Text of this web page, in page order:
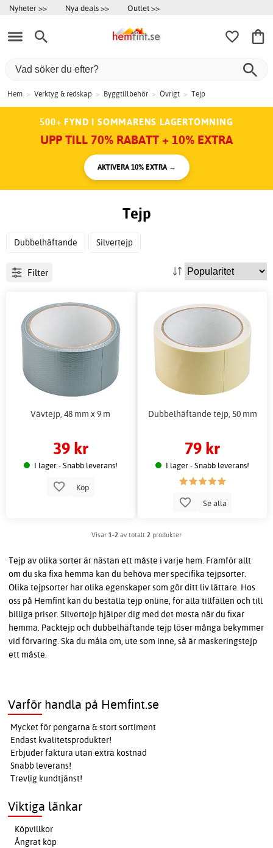
Nyheter >> Nya deals >> Outlet >>
Hem > Verktyg & redskap > Byggtillbehör > Övrigt > Tejp
500+ FYND I SOMMARENS LAGERTÖMNING
UPP TILL 70% RABATT + 10% EXTRA
AKTIVERA 10% EXTRA →
Tejp
Dubbelhäftande Silvertejp
Filter
Vävtejp, 48 mm x 9 m
39 kr
I lager - Snabb leverans!
Köp
Dubbelhäftande tejp, 50 mm
79 kr
I lager - Snabb leverans!
Se alla
Visar 1-2 av totalt 2 produkter
Tejp av olika sorter är nästan ett måste i varje hem. Framför allt
om du ska fixa hemma kan du behöva mer specifika tejpsorter.
Olika tejpsorter har olika egenskaper som gör ditt liv lättare. Hos
oss på Hemfint kan du beställa tejp online, för alla tillfällen och till
billiga priser. Silvertejp hjälper dig med det mesta när du fixar
hemma. Packtejp och dubbelhäftande tejp löser många bekymmer
vid förvaring. Ska du måla om, ute som inne, så är maskeringstejp
ett måste.
Varför handla på Hemfint.se
Mycket för pengarna & stort sortiment
Endast kvalitetsprodukter!
Erbjuder faktura utan extra kostnad
Snabb leverans!
Trevlig kundtjänst!
Viktiga länkar
Köpvillkor
Ångrat köp